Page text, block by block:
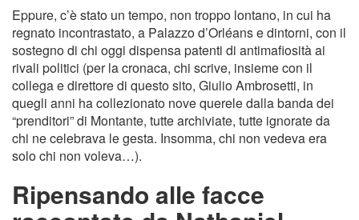
Eppure, c’è stato un tempo, non troppo lontano, in cui ha
regnato incontrastato, a Palazzo d’Orléans e dintorni, con il
sostegno di chi oggi dispensa patenti di antimafiosità ai
rivali politici (per la cronaca, chi scrive, insieme con il
collega e direttore di questo sito, Giulio Ambrosetti, in
quegli anni ha collezionato nove querele dalla banda dei
“prenditori” di Montante, tutte archiviate, tutte ignorate da
chi ne celebrava le gesta. Insomma, chi non vedeva era
solo chi non voleva…).
Ripensando alle facce